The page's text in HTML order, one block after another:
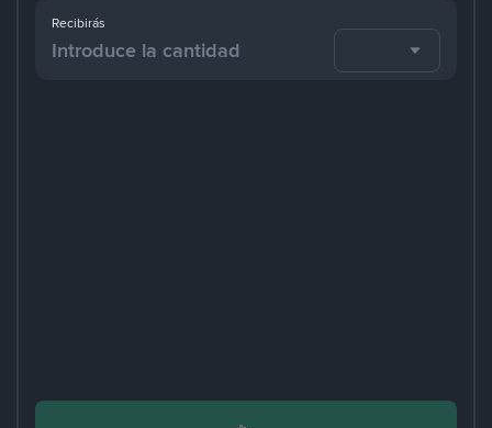
Recibirás